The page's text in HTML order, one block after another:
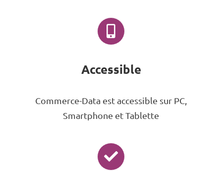
Accessible
Commerce-Data est accessible sur PC,
Smartphone et Tablette